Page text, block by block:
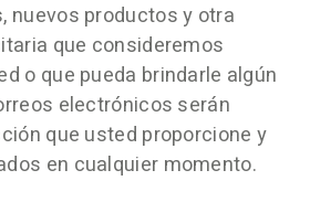
nuevos productos y otra
que consideremos
o que pueda brindarle algún
electrónicos serán
que usted proporcione y
en cualquier momento.